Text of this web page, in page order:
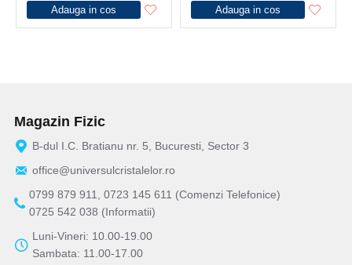
Adauga in cos Adauga in cos
Magazin Fizic
B-dul I.C. Bratianu nr. 5, Bucuresti, Sector 3
office@universulcristalelor.ro
0799 879 911, 0723 145 611 (Comenzi Telefonice)
0725 542 038 (Informatii)
Luni-Vineri: 10.00-19.00
Sambata: 11.00-17.00